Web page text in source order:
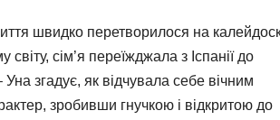
швидко перетворилося на
сім’я переїжджала з Іспанії до
згадує, як відчувала себе вічним
зробивши гнучкою і відкритою до